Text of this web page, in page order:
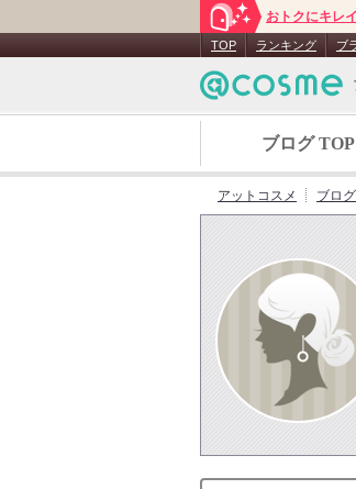
おトクにキレ
TOP ランキング ブ
ブログ TOP
アットコスメ ブログ